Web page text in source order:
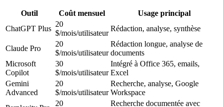
Outil Coût mensuel
Usage principal
ChatGPT Plus
20
$/mois/utilisateur
Rédaction, analyse, synthèse
Claude Pro
20
$/mois/utilisateur
Rédaction longue, analyse de
documents
Microsoft
Copilot
30
$/mois/utilisateur
Intégré à Office 365, emails,
Excel
Gemini
Advanced
20
$/mois/utilisateur
Recherche, analyse, Google
Workspace
20 Recherche documentée avec